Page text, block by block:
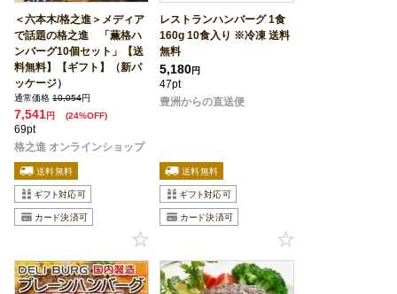
＜六本木/格之進＞メディア
で話題の格之進 「薫格ハ
ンバーグ10個セット」【送
料無料】【ギフト】（新パ
ッケージ）
通常価格 10,054円
7,541円 (24%OFF)
69pt
格之進 オンラインショップ
レストランハンバーグ 1食
160g 10食入り ※冷凍 送料
無料
5,180円
47pt
豊洲からの直送便